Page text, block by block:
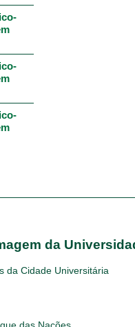
da
da Cidade Universitária